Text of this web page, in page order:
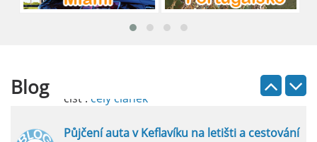
Blog
průvodce
Půjčení auta na letišti Lefkada je skvělý
číst : celý článek
Půjčení auta v Keflavíku na letišti a cestování